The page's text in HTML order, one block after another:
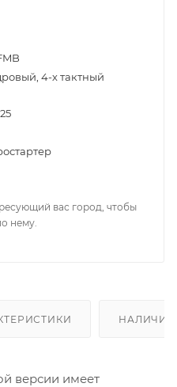
4-х тактный
вас город, чтобы
нему.
НАЛИЧИЕ
версии имеет